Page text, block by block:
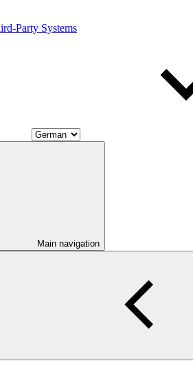
Party Systems
Main navigation